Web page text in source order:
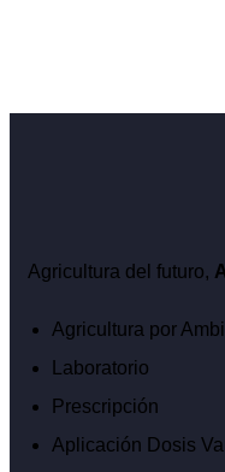
Agricultura del futuro,
Agricultura por
Laboratorio
Prescripción
Aplicación Dosis